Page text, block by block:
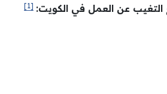
التغيب عن العمل في الكويت: [1]